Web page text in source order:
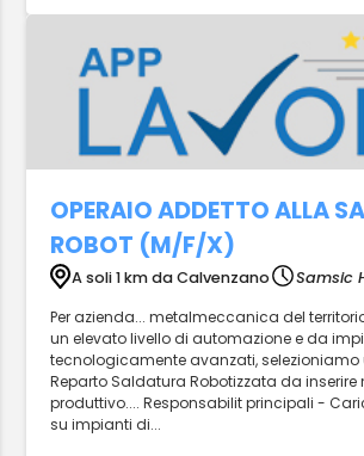
OPERAIO ADDETTO ALLA
ROBOT (M/F/X)
A soli 1 km da Calvenzano
Samsic
Per azienda... metalmeccanica del
un elevato livello di automazione e da
tecnologicamente avanzati,
Reparto Saldatura Robotizzata da inserire
produttivo.... Responsabilit principali -
su impianti di...